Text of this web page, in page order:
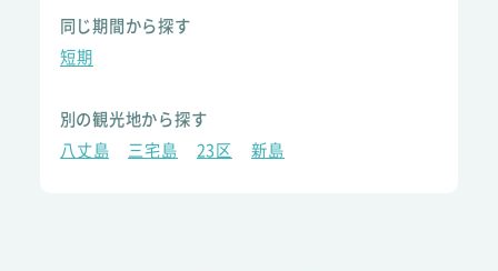
同じ期間から探す
短期
別の観光地から探す
八丈島
三宅島 23区 新島